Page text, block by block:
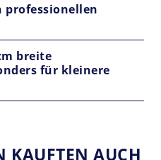
professionellen
breite
für kleinere
KAUFTEN AUCH